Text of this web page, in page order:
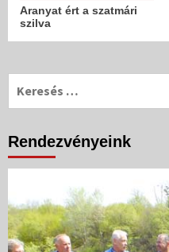
Aranyat ért a szatmári
szilva
Keresés:
Rendezvényeink